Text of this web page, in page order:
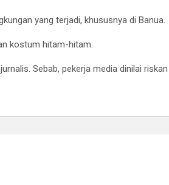
yang terjadi, khususnya di Banua.
kostum hitam-hitam.
Sebab, pekerja media dinilai riskan